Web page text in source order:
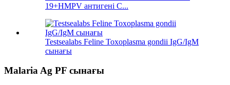
19+HMPV антигені С...
Testsealabs Feline Toxoplasma gondii IgG/IgM
сынағы
Malaria Ag PF сынағы